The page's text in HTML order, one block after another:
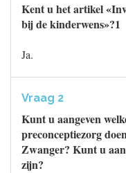
Kent u het artikel
bij de kinderwens»?1
Ja.
Vraag 2
Kunt u aangeven
preconceptiezorg
Zwanger? Kunt u
zijn?